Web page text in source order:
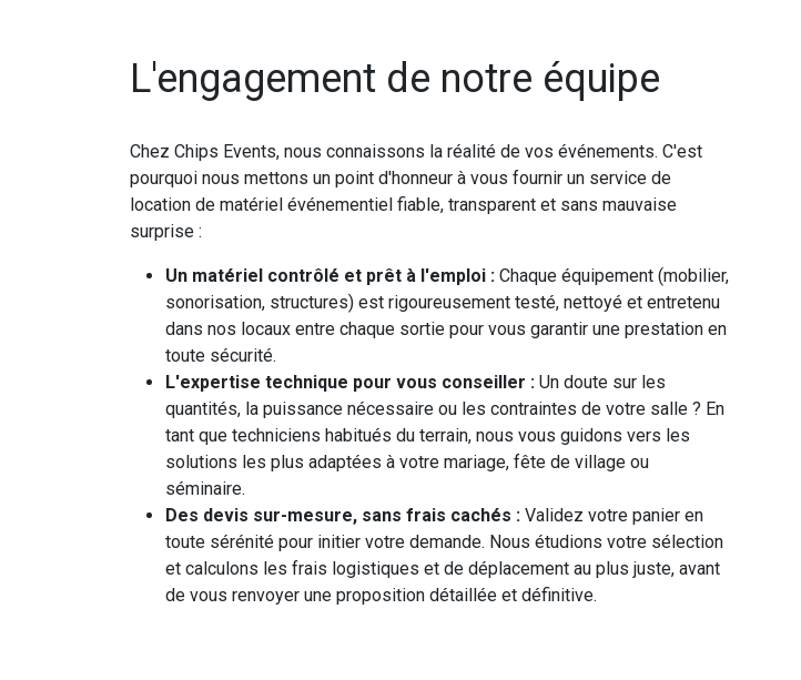
L'engagement de notre équipe
Chez Chips Events, nous connaissons la réalité de vos événements. C'est
pourquoi nous mettons un point d'honneur à vous fournir un service de
location de matériel événementiel fiable, transparent et sans mauvaise
surprise :
Un matériel contrôlé et prêt à l'emploi : Chaque équipement (mobilier,
sonorisation, structures) est rigoureusement testé, nettoyé et entretenu
dans nos locaux entre chaque sortie pour vous garantir une prestation en
toute sécurité.
L'expertise technique pour vous conseiller : Un doute sur les
quantités, la puissance nécessaire ou les contraintes de votre salle ? En
tant que techniciens habitués du terrain, nous vous guidons vers les
solutions les plus adaptées à votre mariage, fête de village ou
séminaire.
Des devis sur-mesure, sans frais cachés : Validez votre panier en
toute sérénité pour initier votre demande. Nous étudions votre sélection
et calculons les frais logistiques et de déplacement au plus juste, avant
de vous renvoyer une proposition détaillée et définitive.